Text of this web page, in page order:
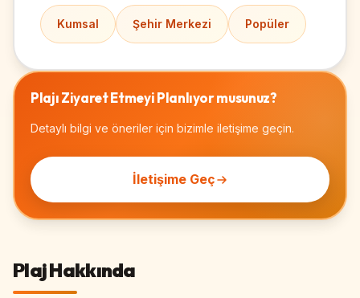
Plaj Hakkında
Kumsal Şehir Merkezi Popüler
Plajı Ziyaret Etmeyi Planlıyor musunuz?
Detaylı bilgi ve öneriler için bizimle iletişime geçin.
İletişime Geç